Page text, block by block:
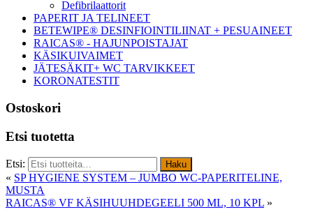
Defibrilaattorit
PAPERIT JA TELINEET
BETEWIPE® DESINFIOINTILIINAT + PESUAINEET
RAICAS® - HAJUNPOISTAJAT
KÄSIKUIVAIMET
JÄTESÄKIT+ WC TARVIKKEET
KORONATESTIT
Ostoskori
Etsi tuotetta
Etsi: Haku
« SP HYGIENE SYSTEM – JUMBO WC-PAPERITELINE,
MUSTA
RAICAS® VF KÄSIHUUHDEGEELI 500 ML, 10 KPL »